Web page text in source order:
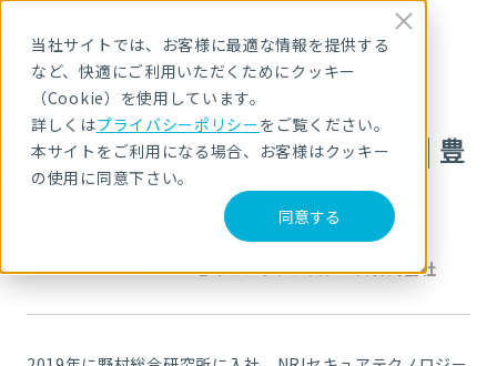
当社サイトでは、お客様に最適な情報を提供する
など、快適にご利用いただくためにクッキー
（Cookie）を使用しています。
詳しくはプライバシーポリシーをご覧ください。
本サイトをご利用になる場合、お客様はクッキー
の使用に同意下さい。
同意する
講師のご紹介
Soichiro Toyohara
| 豊
原 宗一郎
担当：基礎,Webアプリ
NRIセキュアテクノロジーズ株式会社